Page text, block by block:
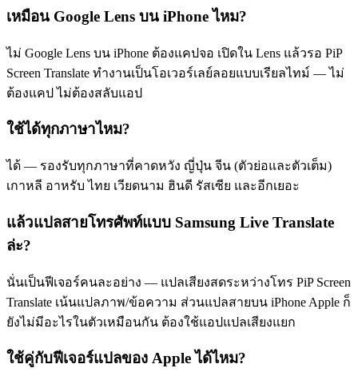
เหมือน Google Lens บน iPhone ไหม?
ไม่ Google Lens บน iPhone ต้องแคปจอ เปิดใน Lens แล้วรอ PiP
Screen Translate ทำงานเป็นโอเวอร์เลย์ลอยแบบเรียลไทม์ — ไม่
ต้องแคป ไม่ต้องสลับแอป
ใช้ได้ทุกภาษาไหม?
ได้ — รองรับทุกภาษาที่คาดหวัง ญี่ปุ่น จีน (ตัวย่อและตัวเต็ม)
เกาหลี อาหรับ ไทย เวียดนาม ฮินดี รัสเซีย และอีกเยอะ
แล้วแปลสายโทรศัพท์แบบ Samsung Live Translate
ล่ะ?
นั่นเป็นฟีเจอร์คนละอย่าง — แปลเสียงสดระหว่างโทร PiP Screen
Translate เน้นแปลภาพ/ข้อความ ส่วนแปลสายบน iPhone Apple ก็
ยังไม่มีอะไรในตัวเหมือนกัน ต้องใช้แอปแปลเสียงแยก
ใช้คู่กับฟีเจอร์แปลของ Apple ได้ไหม?